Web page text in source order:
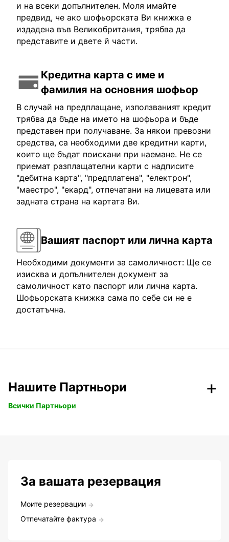
и на всеки допълнителен. Моля имайте
предвид, че ако шофьорската Ви книжка е
издадена във Великобритания, трябва да
представите и двете й части.
Кредитна карта с име и
фамилия на основния шофьор
В случай на предплащане, използваният кредит
трябва да бъде на името на шофьора и бъде
представен при получаване. За някои превозни
средства, са необходими две кредитни карти,
които ще бъдат поискани при наемане. Не се
приемат разплащателни карти с надписите
"дебитна карта", "предплатена", "електрон",
"маестро", "екард", отпечатани на лицевата или
задната страна на картата Ви.
Вашият паспорт или лична карта
Необходими документи за самоличност: Ще се
изисква и допълнителен документ за
самоличност като паспорт или лична карта.
Шофьорската книжка сама по себе си не е
достатъчна.
Нашите Партньори
Всички Партньори
За вашата резервация
Моите резервации
Отпечатайте фактура